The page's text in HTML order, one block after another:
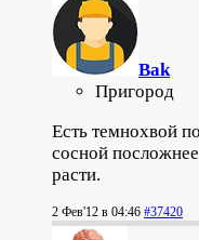
Bak
Пригород
Есть темнохвой
сосной
расти.
2 Фев'12 в 04:46 #37420